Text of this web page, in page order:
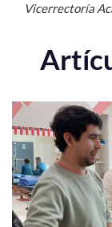
Vicerrectoría